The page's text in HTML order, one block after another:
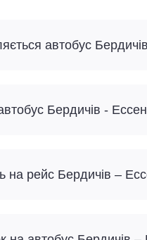
автобус
Бердичів -
на рейс Бердичів –